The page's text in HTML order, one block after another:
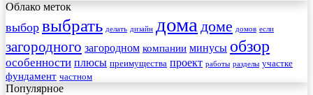
Облако меток
выбор выбрать делать дизайн дома доме домов если
загородного загородном компании минусы обзор
особенности плюсы преимущества проект работы разделы участке
фундамент частном
Популярное